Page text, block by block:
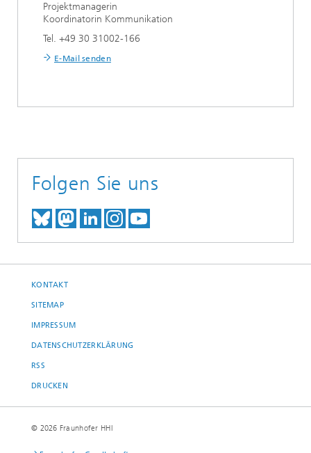
Projektmanagerin
Koordinatorin Kommunikation
Tel. +49 30 31002-166
E-Mail senden
Folgen Sie uns
TREFFEN SIE UNS AUF BLUESKY
TREFFEN SIE UNS AUF
TREFFEN SIE UNS BEI
BESUCHEN SIE UNSER
UNSER VIDEO-
KONTAKT
SITEMAP
IMPRESSUM
DATENSCHUTZERKLÄRUNG
RSS
DRUCKEN
© 2026 Fraunhofer HHI